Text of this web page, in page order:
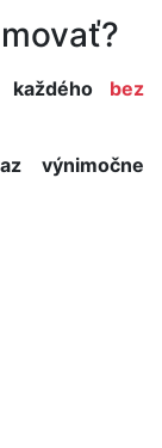
každého
bez
výnimočne